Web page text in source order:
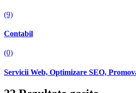
(9)
Contabil
(0)
Servicii Web, Optimizare SEO,